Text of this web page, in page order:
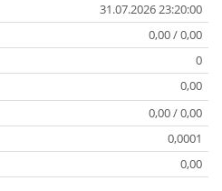
31.07.2026 23:20:00
0,00 / 0,00
0
0,00
0,00 / 0,00
0,0001
0,00